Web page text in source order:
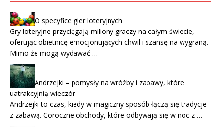
O specyfice gier loteryjnych
Gry loteryjne przyciągają miliony graczy na całym świecie,
oferując obietnicę emocjonujących chwil i szansę na wygraną.
Mimo że mogą wydawać …
Andrzejki – pomysły na wróżby i zabawy, które
uatrakcyjnią wieczór
Andrzejki to czas, kiedy w magiczny sposób łączą się tradycje
z zabawą. Coroczne obchody, które odbywają się w noc z …